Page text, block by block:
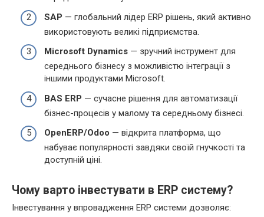
SAP — глобальний лідер ERP рішень, який активно
використовують великі підприємства.
Microsoft Dynamics — зручний інструмент для
середнього бізнесу з можливістю інтеграції з
іншими продуктами Microsoft.
BAS ERP — сучасне рішення для автоматизації
бізнес-процесів у малому та середньому бізнесі.
ОpenERP/Odoo — відкрита платформа, що
набуває популярності завдяки своїй гнучкості та
доступній ціні.
Чому варто інвестувати в ERP систему?
Інвестування у впровадження ERP системи дозволяє: